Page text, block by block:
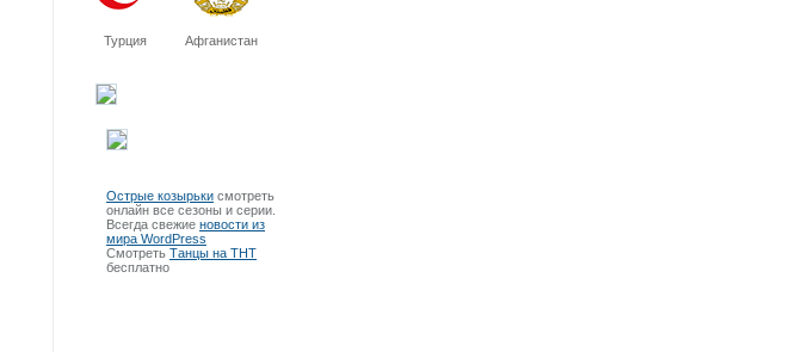
Турция Афганистан
Острые козырьки смотреть
онлайн все сезоны и серии.
Всегда свежие новости из
мира WordPress
Смотреть Танцы на ТНТ
бесплатно